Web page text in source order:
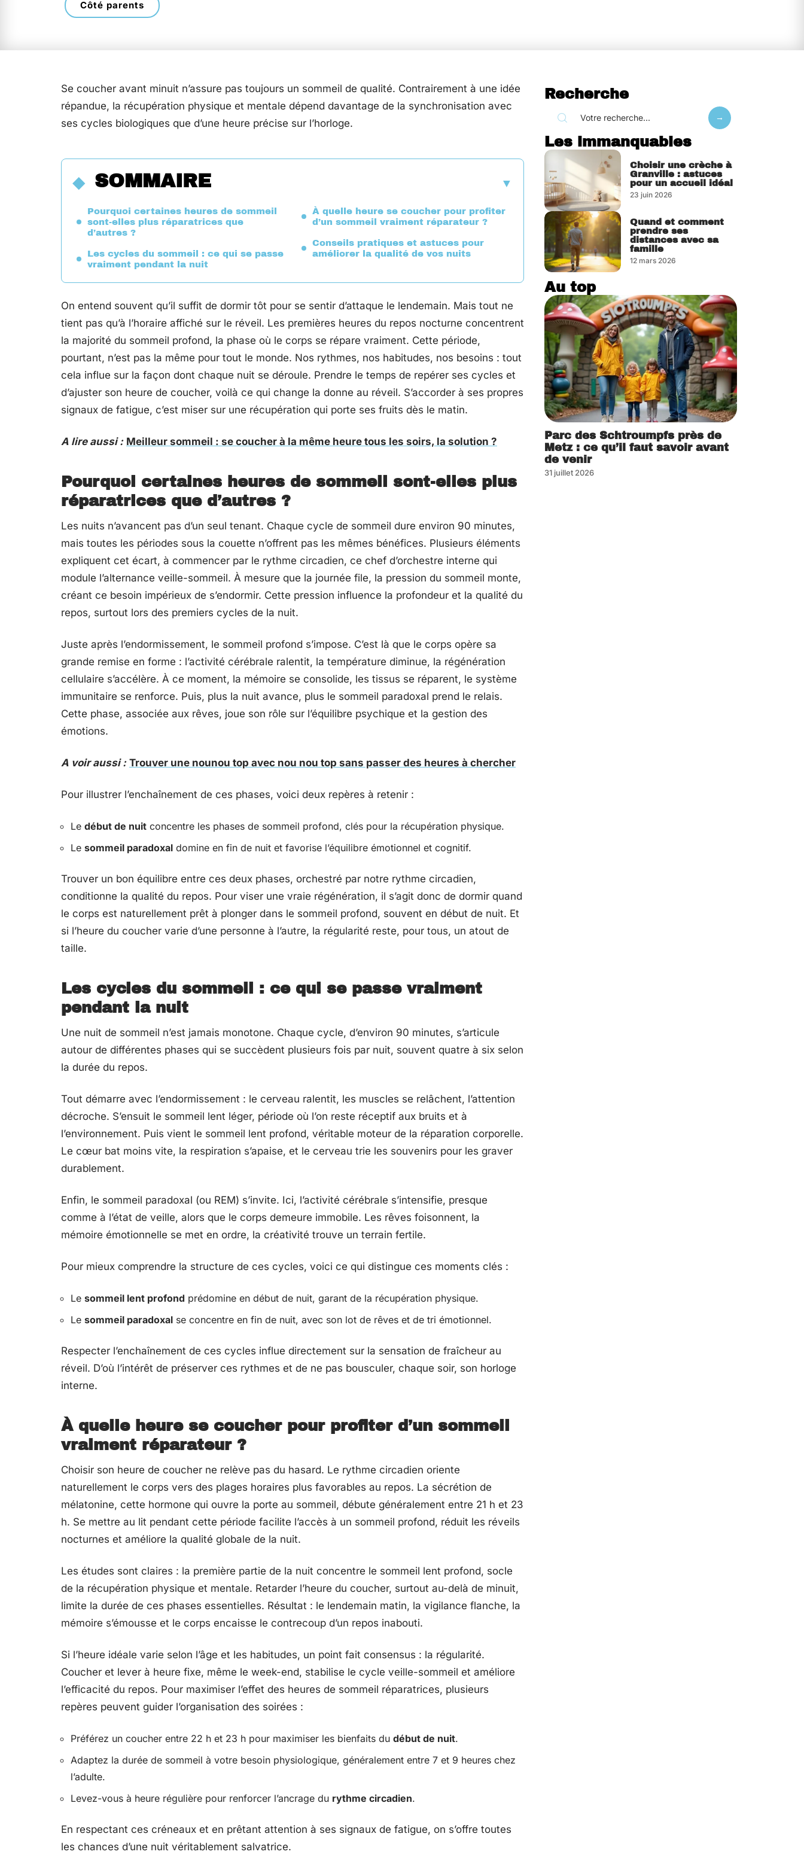
Côté parents
Se coucher avant minuit n’assure pas toujours un sommeil de qualité. Contrairement à une idée
répandue, la récupération physique et mentale dépend davantage de la synchronisation avec
ses cycles biologiques que d’une heure précise sur l’horloge.
SOMMAIRE
Pourquoi certaines heures de sommeil
sont-elles plus réparatrices que
d’autres ?
Les cycles du sommeil : ce qui se passe
vraiment pendant la nuit
À quelle heure se coucher pour profiter
d’un sommeil vraiment réparateur ?
Conseils pratiques et astuces pour
améliorer la qualité de vos nuits
On entend souvent qu’il suffit de dormir tôt pour se sentir d’attaque le lendemain. Mais tout ne
tient pas qu’à l’horaire affiché sur le réveil. Les premières heures du repos nocturne concentrent
la majorité du sommeil profond, la phase où le corps se répare vraiment. Cette période,
pourtant, n’est pas la même pour tout le monde. Nos rythmes, nos habitudes, nos besoins : tout
cela influe sur la façon dont chaque nuit se déroule. Prendre le temps de repérer ses cycles et
d’ajuster son heure de coucher, voilà ce qui change la donne au réveil. S’accorder à ses propres
signaux de fatigue, c’est miser sur une récupération qui porte ses fruits dès le matin.
A lire aussi : Meilleur sommeil : se coucher à la même heure tous les soirs, la solution ?
Pourquoi certaines heures de sommeil sont-elles plus
réparatrices que d’autres ?
Les nuits n’avancent pas d’un seul tenant. Chaque cycle de sommeil dure environ 90 minutes,
mais toutes les périodes sous la couette n’offrent pas les mêmes bénéfices. Plusieurs éléments
expliquent cet écart, à commencer par le rythme circadien, ce chef d’orchestre interne qui
module l’alternance veille-sommeil. À mesure que la journée file, la pression du sommeil monte,
créant ce besoin impérieux de s’endormir. Cette pression influence la profondeur et la qualité du
repos, surtout lors des premiers cycles de la nuit.
Juste après l’endormissement, le sommeil profond s’impose. C’est là que le corps opère sa
grande remise en forme : l’activité cérébrale ralentit, la température diminue, la régénération
cellulaire s’accélère. À ce moment, la mémoire se consolide, les tissus se réparent, le système
immunitaire se renforce. Puis, plus la nuit avance, plus le sommeil paradoxal prend le relais.
Cette phase, associée aux rêves, joue son rôle sur l’équilibre psychique et la gestion des
émotions.
A voir aussi : Trouver une nounou top avec nou nou top sans passer des heures à chercher
Pour illustrer l’enchaînement de ces phases, voici deux repères à retenir :
Le début de nuit concentre les phases de sommeil profond, clés pour la récupération physique.
Le sommeil paradoxal domine en fin de nuit et favorise l’équilibre émotionnel et cognitif.
Trouver un bon équilibre entre ces deux phases, orchestré par notre rythme circadien,
conditionne la qualité du repos. Pour viser une vraie régénération, il s’agit donc de dormir quand
le corps est naturellement prêt à plonger dans le sommeil profond, souvent en début de nuit. Et
si l’heure du coucher varie d’une personne à l’autre, la régularité reste, pour tous, un atout de
taille.
Les cycles du sommeil : ce qui se passe vraiment
pendant la nuit
Une nuit de sommeil n’est jamais monotone. Chaque cycle, d’environ 90 minutes, s’articule
autour de différentes phases qui se succèdent plusieurs fois par nuit, souvent quatre à six selon
la durée du repos.
Tout démarre avec l’endormissement : le cerveau ralentit, les muscles se relâchent, l’attention
décroche. S’ensuit le sommeil lent léger, période où l’on reste réceptif aux bruits et à
l’environnement. Puis vient le sommeil lent profond, véritable moteur de la réparation corporelle.
Le cœur bat moins vite, la respiration s’apaise, et le cerveau trie les souvenirs pour les graver
durablement.
Enfin, le sommeil paradoxal (ou REM) s’invite. Ici, l’activité cérébrale s’intensifie, presque
comme à l’état de veille, alors que le corps demeure immobile. Les rêves foisonnent, la
mémoire émotionnelle se met en ordre, la créativité trouve un terrain fertile.
Pour mieux comprendre la structure de ces cycles, voici ce qui distingue ces moments clés :
Le sommeil lent profond prédomine en début de nuit, garant de la récupération physique.
Le sommeil paradoxal se concentre en fin de nuit, avec son lot de rêves et de tri émotionnel.
Respecter l’enchaînement de ces cycles influe directement sur la sensation de fraîcheur au
réveil. D’où l’intérêt de préserver ces rythmes et de ne pas bousculer, chaque soir, son horloge
interne.
À quelle heure se coucher pour profiter d’un sommeil
vraiment réparateur ?
Choisir son heure de coucher ne relève pas du hasard. Le rythme circadien oriente
naturellement le corps vers des plages horaires plus favorables au repos. La sécrétion de
mélatonine, cette hormone qui ouvre la porte au sommeil, débute généralement entre 21 h et 23
h. Se mettre au lit pendant cette période facilite l’accès à un sommeil profond, réduit les réveils
nocturnes et améliore la qualité globale de la nuit.
Les études sont claires : la première partie de la nuit concentre le sommeil lent profond, socle
de la récupération physique et mentale. Retarder l’heure du coucher, surtout au-delà de minuit,
limite la durée de ces phases essentielles. Résultat : le lendemain matin, la vigilance flanche, la
mémoire s’émousse et le corps encaisse le contrecoup d’un repos inabouti.
Si l’heure idéale varie selon l’âge et les habitudes, un point fait consensus : la régularité.
Coucher et lever à heure fixe, même le week-end, stabilise le cycle veille-sommeil et améliore
l’efficacité du repos. Pour maximiser l’effet des heures de sommeil réparatrices, plusieurs
repères peuvent guider l’organisation des soirées :
Préférez un coucher entre 22 h et 23 h pour maximiser les bienfaits du début de nuit.
Adaptez la durée de sommeil à votre besoin physiologique, généralement entre 7 et 9 heures chez
l’adulte.
Levez-vous à heure régulière pour renforcer l’ancrage du rythme circadien.
En respectant ces créneaux et en prêtant attention à ses signaux de fatigue, on s’offre toutes
les chances d’une nuit véritablement salvatrice.
Recherche
Les immanquables
Choisir une crèche à
Granville : astuces
pour un accueil idéal
23 juin 2026
Quand et comment
prendre ses
distances avec sa
famille
12 mars 2026
Au top
Parc des Schtroumpfs près de
Metz : ce qu’il faut savoir avant
de venir
31 juillet 2026